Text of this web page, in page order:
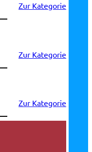
Zur Kategorie
Zur Kategorie
Zur Kategorie